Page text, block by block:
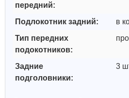
передний:
Подлокотник задний:
в
Тип передних
подокотников:
Задние
подголовники:
3